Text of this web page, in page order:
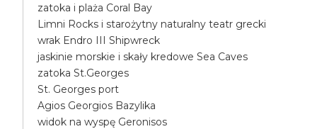
zatoka i plaża Coral Bay
Limni Rocks i starożytny naturalny teatr grecki
wrak Endro III Shipwreck
jaskinie morskie i skały kredowe Sea Caves
zatoka St.Georges
St. Georges port
Agios Georgios Bazylika
widok na wyspę Geronisos